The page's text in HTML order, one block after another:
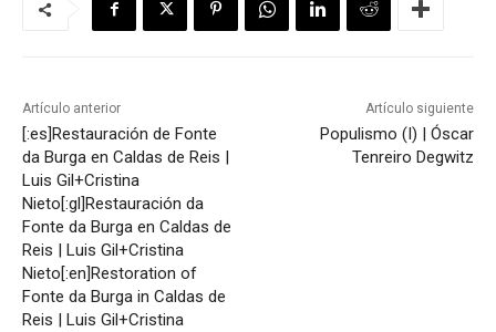
Artículo anterior
[:es]Restauración de Fonte
da Burga en Caldas de Reis |
Luis Gil+Cristina
Nieto[:gl]Restauración da
Fonte da Burga en Caldas de
Reis | Luis Gil+Cristina
Nieto[:en]Restoration of
Fonte da Burga in Caldas de
Reis | Luis Gil+Cristina
Artículo siguiente
Populismo (I) | Óscar
Tenreiro Degwitz